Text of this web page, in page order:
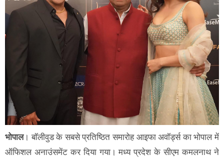
भोपाल। बॉलीवुड के सबसे प्रतिष्ठित समारोह आइफा अवॉर्ड्स का भोपाल में
ऑफिशल अनाउंसमेंट कर दिया गया। मध्य प्रदेश के सीएम कमलनाथ ने